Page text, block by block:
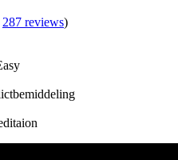
287 reviews)